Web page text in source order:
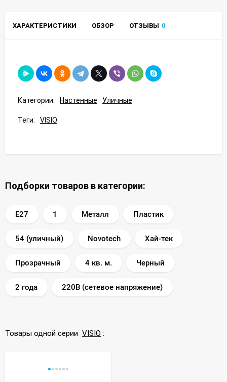
ХАРАКТЕРИСТИКИ ОБЗОР ОТЗЫВЫ 0
Категории: Настенные Уличные
Теги: VISIO
Подборки товаров в категории:
E27 1 Металл Пластик
54 (уличный) Novotech Хай-тек
Прозрачный 4 кв. м. Черный
2 года 220В (сетевое напряжение)
Товары одной серии VISIO :